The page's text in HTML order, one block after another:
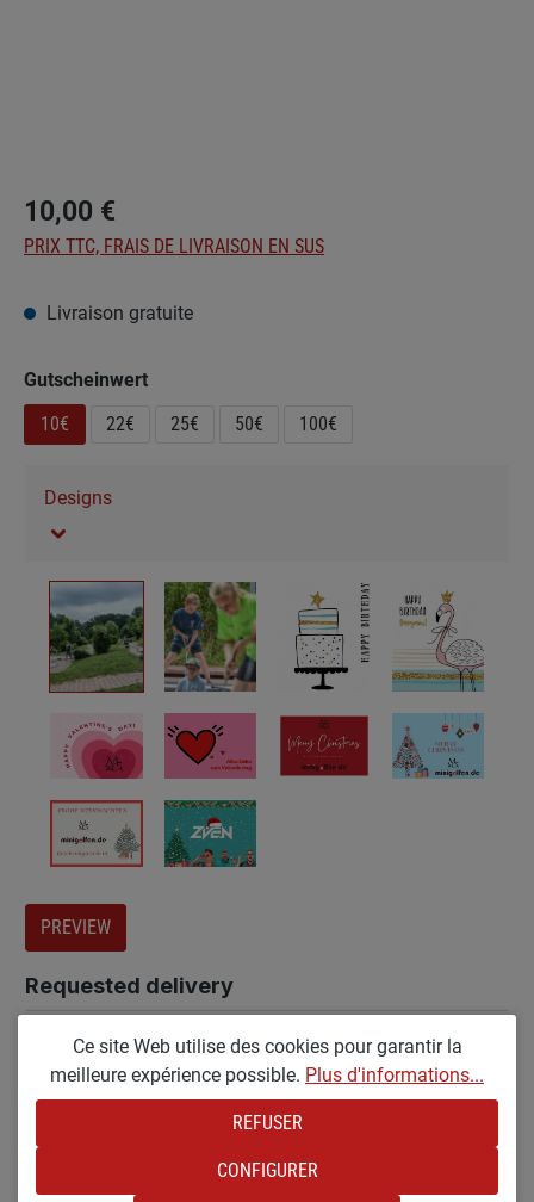
10,00 €
PRIX TTC, FRAIS DE LIVRAISON EN SUS
Livraison gratuite
Sélectionnez
Gutscheinwert
10€
22€ 25€ 50€ 100€
Designs
PREVIEW
Requested delivery
If you would like the voucher to be sent directly to another
person after payment has been made, please fill out the
following fields (optional).
Ce site Web utilise des cookies pour garantir la
meilleure expérience possible. Plus d'informations...
REFUSER
CONFIGURER